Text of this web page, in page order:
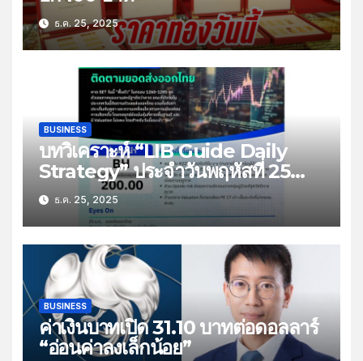
ธ.ค. 25, 2025
BUSINESS
บทวิเคราะห์ “LIB Guide Daily
Strategy” ประจำวันพฤหัสที่ 25
ธันวาคม 2568 หัวข้อ “ติดตามยอด
ส่งออกไทย”
ธ.ค. 25, 2025
BUSINESS
ค่าเงินบาทเปิด 31.10 บาทต่อดอลลาร์
“อ่อนค่าลงเล็กน้อย”